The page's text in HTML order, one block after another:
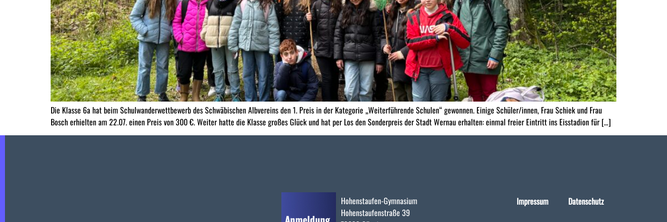
Die Klasse 6a hat beim Schulwanderwettbewerb des Schwäbischen Albvereins den 1. Preis in der Kategorie „Weiterführende Schulen“ gewonnen. Einige Schüler/innen, Frau Schiek und Frau
Bosch erhielten am 22.07. einen Preis von 300 €. Weiter hatte die Klasse großes Glück und hat per Los den Sonderpreis der Stadt Wernau erhalten: einmal freier Eintritt ins Eisstadion für […]
Hohenstaufen-Gymnasium
Hohenstaufenstraße 39
Impressum Datenschutz